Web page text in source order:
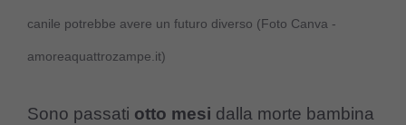
canile potrebbe avere un futuro diverso (Foto Canva -
amoreaquattrozampe.it)
Sono passati otto mesi dalla morte bambina